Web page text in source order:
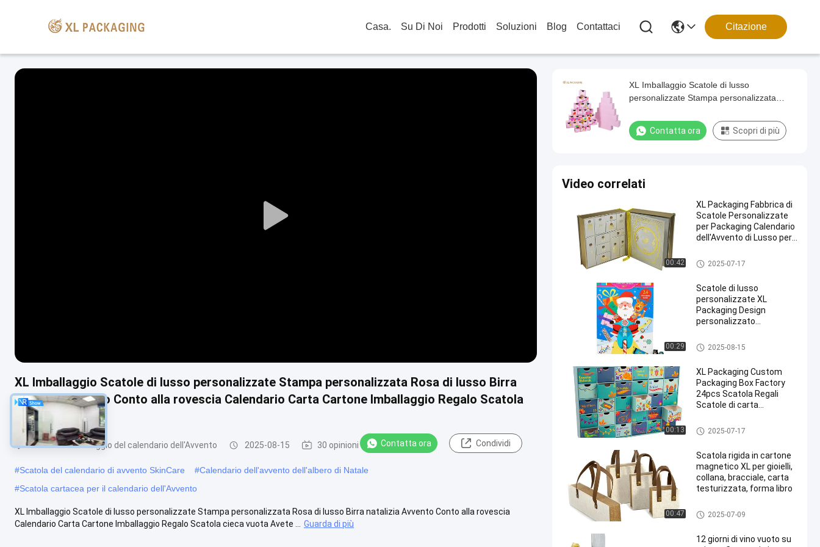
Casa. Su Di Noi Prodotti Soluzioni Blog Contattaci Citazione
Play
XL Imballaggio Scatole di lusso personalizzate Stampa personalizzata Rosa di lusso Birra
natalizia Avvento Conto alla rovescia Calendario Carta Cartone Imballaggio Regalo Scatola
cieca vuota
Scatola di imballaggio del calendario dell'Avvento 2025-08-15 30 opinioni Contatta ora Condividi
#Scatola del calendario di avvento SkinCare #Calendario dell'avvento dell'albero di Natale
#Scatola cartacea per il calendario dell'Avvento
XL Imballaggio Scatole di lusso personalizzate Stampa personalizzata Rosa di lusso Birra natalizia Avvento Conto alla rovescia
Calendario Carta Cartone Imballaggio Regalo Scatola cieca vuota Avete ...
Guarda di più
XL Imballaggio Scatole di lusso
personalizzate Stampa personalizzata
alla rovescia Calendario Carta Cartone
Imballaggio Regalo Scatola cieca vuota
Contatta ora Scopri di più
Video correlati
00:42
XL Packaging Fabbrica di
Scatole Personalizzate
per Packaging Calendario
dell'Avvento di Lusso per
Classico a Libro da
Collezione Con Logo in
Natale
Scatola di imballaggio del cale
ndario dell'Avvento
2025-07-17
00:29
Scatole di lusso
personalizzate XL
Packaging Design
personalizzato
cosmetico natalizio
Scatola calendario 24
Biscotti al cioccolato
Caramelle Scatola regalo
Scatola di imballaggio del cale
ndario dell'Avvento
2025-08-15
00:13
XL Packaging Custom
Packaging Box Factory
24pcs Scatola Regali
Scatole di carta
Calendario dell'Avvento
Scatola di imballaggio
interno esterno
Scatola di imballaggio del cale
ndario dell'Avvento
2025-07-17
00:47
Scatola rigida in cartone
magnetico XL per gioielli,
collana, bracciale, carta
testurizzata, forma libro
Scatola di imballaggio stampa
ta su misura
2025-07-09
12 giorni di vino vuoto su